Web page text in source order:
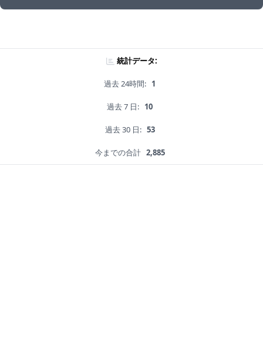
統計データ:
過去 24時間: 1
過去 7 日: 10
過去 30 日: 53
今までの合計 2,885